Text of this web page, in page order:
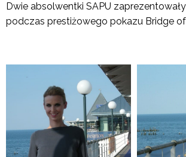
Dwie absolwentki SAPU
podczas prestiżowego pokazu Bridge of